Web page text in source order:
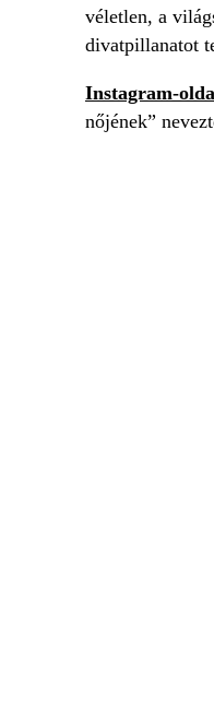
véletlen, a
divatpillanatot
Instagram-
nőjének”